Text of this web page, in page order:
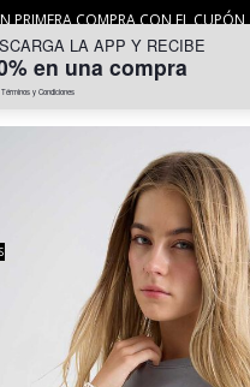
PRIMERA COMPRA CON EL CUPÓN
APLICANTYC
LA APP Y RECIBE
en una compra
Términos y Condiciones